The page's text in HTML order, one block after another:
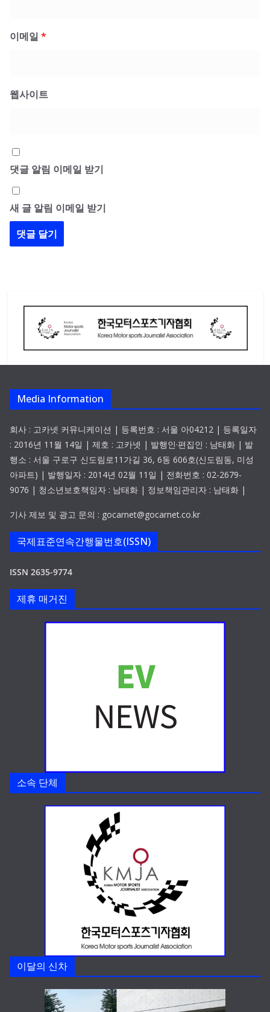
이메일 *
웹사이트
댓글 알림 이메일 받기
새 글 알림 이메일 받기
Media Information
회사 : 고카넷 커뮤니케이션 | 등록번호 : 서울 아04212 | 등록일자
: 2016년 11월 14일 | 제호 : 고카넷 | 발행인·편집인 : 남태화 | 발
행소 : 서울 구로구 신도림로11가길 36, 6동 606호(신도림동, 미성
아파트) | 발행일자 : 2014년 02월 11일 | 전화번호 : 02-2679-
9076 | 청소년보호책임자 : 남태화 | 정보책임관리자 : 남태화 |
기사 제보 및 광고 문의 : gocarnet@gocarnet.co.kr
국제표준연속간행물번호(ISSN)
ISSN 2635-9774
제휴 매거진
소속 단체
이달의 신차